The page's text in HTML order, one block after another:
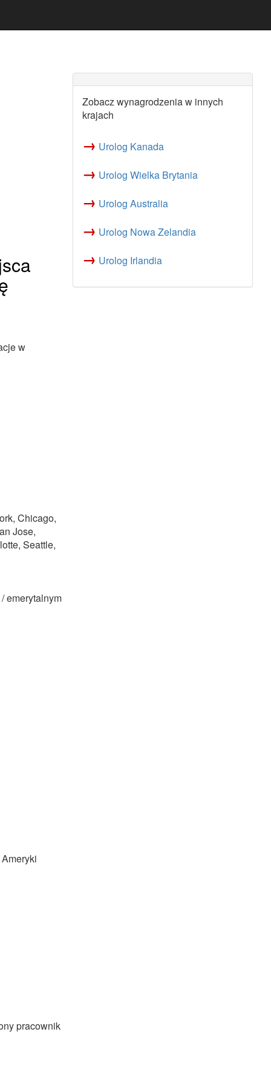
w
Chicago,
Jose,
Seattle,
emerytalnym
pracownik
Zobacz wynagrodzenia w innych
krajach
→ Urolog Kanada
→ Urolog Wielka Brytania
→ Urolog Australia
→ Urolog Nowa Zelandia
→ Urolog Irlandia